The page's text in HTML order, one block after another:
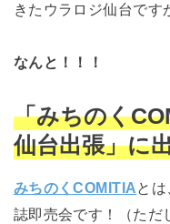
きたウラロジ仙台です
なんと！！！
「みちのく
仙台出張」に
みちのくCOMITIAと
誌即売会です！（ただ